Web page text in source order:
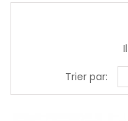
Trier par: